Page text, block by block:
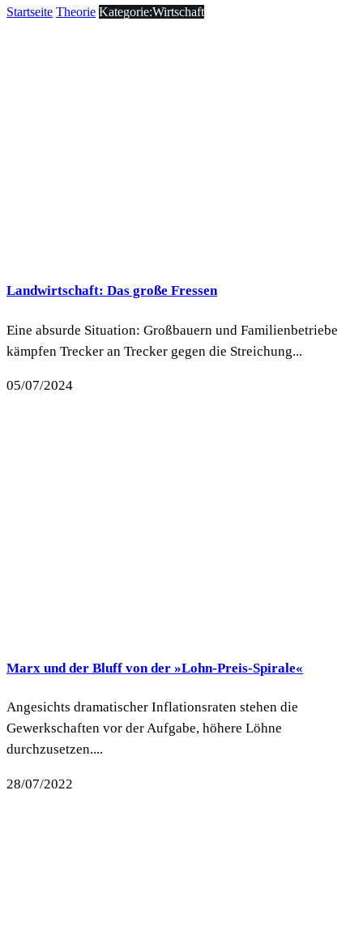
Startseite Theorie Kategorie:Wirtschaft
Landwirtschaft: Das große Fressen
Eine absurde Situation: Großbauern und Familienbetriebe
kämpfen Trecker an Trecker gegen die Streichung...
05/07/2024
Marx und der Bluff von der »Lohn-Preis-Spirale«
Angesichts dramatischer Inflationsraten stehen die
Gewerkschaften vor der Aufgabe, höhere Löhne
durchzusetzen....
28/07/2022